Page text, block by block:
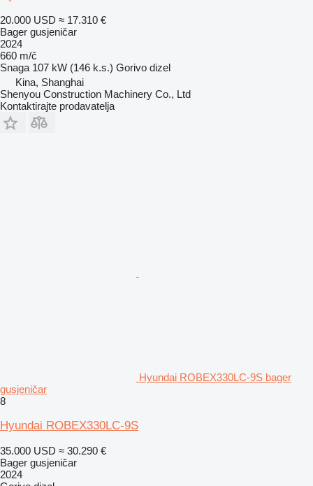
20.000 USD ≈ 17.310 €
Bager gusjeničar
2024
660 m/č
Snaga 107 kW (146 k.s.) Gorivo dizel
Kina, Shanghai
Shenyou Construction Machinery Co., Ltd
Kontaktirajte prodavatelja
Hyundai ROBEX330LC-9S bager
gusjeničar
8
Hyundai ROBEX330LC-9S
35.000 USD ≈ 30.290 €
Bager gusjeničar
2024